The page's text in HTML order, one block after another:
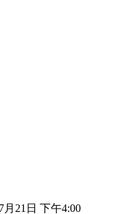
月21日 下午4:00